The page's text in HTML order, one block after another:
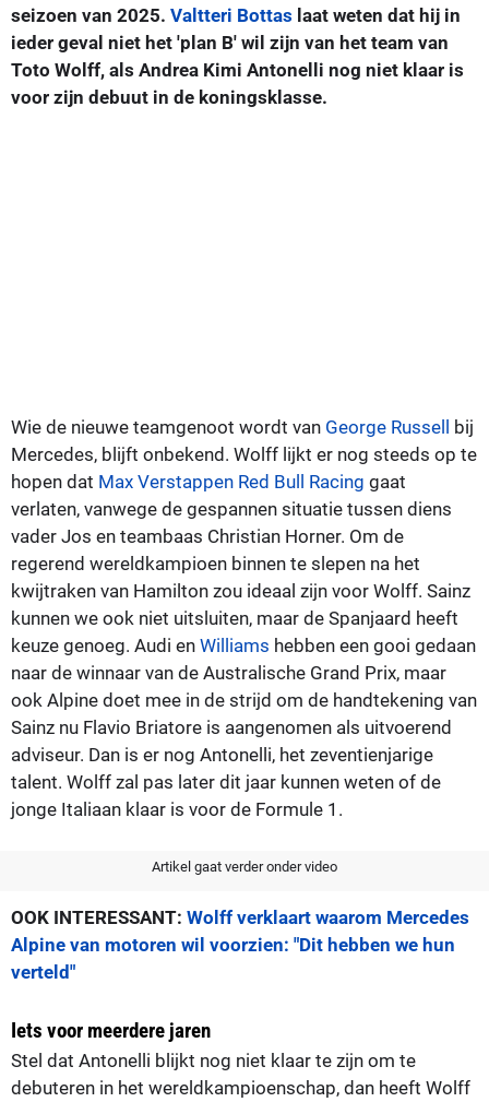
seizoen van 2025. Valtteri Bottas laat weten dat hij in
ieder geval niet het 'plan B' wil zijn van het team van
Toto Wolff, als Andrea Kimi Antonelli nog niet klaar is
voor zijn debuut in de koningsklasse.
Wie de nieuwe teamgenoot wordt van George Russell bij
Mercedes, blijft onbekend. Wolff lijkt er nog steeds op te
hopen dat Max Verstappen Red Bull Racing gaat
verlaten, vanwege de gespannen situatie tussen diens
vader Jos en teambaas Christian Horner. Om de
regerend wereldkampioen binnen te slepen na het
kwijtraken van Hamilton zou ideaal zijn voor Wolff. Sainz
kunnen we ook niet uitsluiten, maar de Spanjaard heeft
keuze genoeg. Audi en Williams hebben een gooi gedaan
naar de winnaar van de Australische Grand Prix, maar
ook Alpine doet mee in de strijd om de handtekening van
Sainz nu Flavio Briatore is aangenomen als uitvoerend
adviseur. Dan is er nog Antonelli, het zeventienjarige
talent. Wolff zal pas later dit jaar kunnen weten of de
jonge Italiaan klaar is voor de Formule 1.
Artikel gaat verder onder video
OOK INTERESSANT: Wolff verklaart waarom Mercedes
Alpine van motoren wil voorzien: "Dit hebben we hun
verteld"
Iets voor meerdere jaren
Stel dat Antonelli blijkt nog niet klaar te zijn om te
debuteren in het wereldkampioenschap, dan heeft Wolff